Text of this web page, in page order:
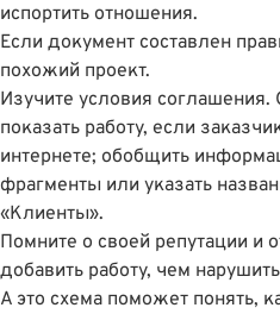
испортить отношения.
Если документ составлен
похожий проект.
Изучите условия соглашения.
показать работу, если
интернете; обобщить
фрагменты или указать
«Клиенты».
Помните о своей репутации и
добавить работу, чем
А это схема поможет понять,